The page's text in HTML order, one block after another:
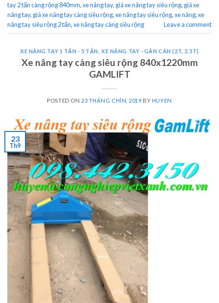
tay 2 tấn càng rộng 840mm,xe nâng tay, giá xe nâng tay siêu rộng, giá xe
nâng tay, giá xe nâng tay càng siêu rộng,xe nâng tay siêu rộng,xe nâng,xe
nâng tay siêu rộng 2 tấn,xe nâng tay càng siêu rộng Leave a comment
XE NÂNG TAY 1 TẤN - 5 TẤN ,XE NÂNG TAY - GẮN CÂN (2T, 2.5T)
Xe nâng tay càng siêu rộng 840x1220mm
GAMLIFT
POSTED ON 23 THÁNG CHÍN, 2019 BY HUYEN
23
Th9